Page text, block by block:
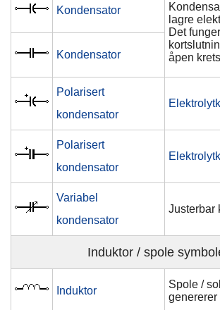
Kondensator
lagre
Det
åpen
Kondensator
Polarisert
kondensator
Polarisert
kondensator
Variabel
kondensator
Justerbar
Induktor / spole
Induktor
Spole /
genererer